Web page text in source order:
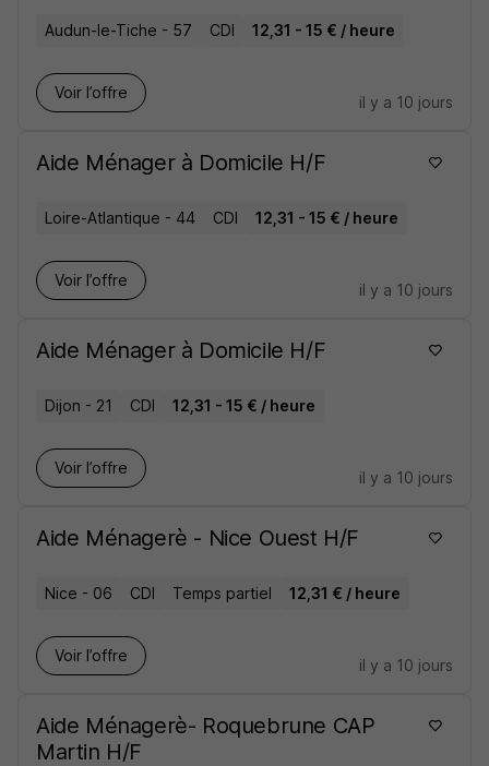
Audun-le-Tiche - 57 CDI 12,31 - 15 € / heure
Voir l’offre
il y a 10 jours
Aide Ménager à Domicile H/F
Loire-Atlantique - 44 CDI 12,31 - 15 € / heure
Voir l’offre
il y a 10 jours
Aide Ménager à Domicile H/F
Dijon - 21 CDI 12,31 - 15 € / heure
Voir l’offre
il y a 10 jours
Aide Ménagerè - Nice Ouest H/F
Nice - 06 CDI Temps partiel 12,31 € / heure
Voir l’offre
il y a 10 jours
Aide Ménagerè- Roquebrune CAP
Martin H/F